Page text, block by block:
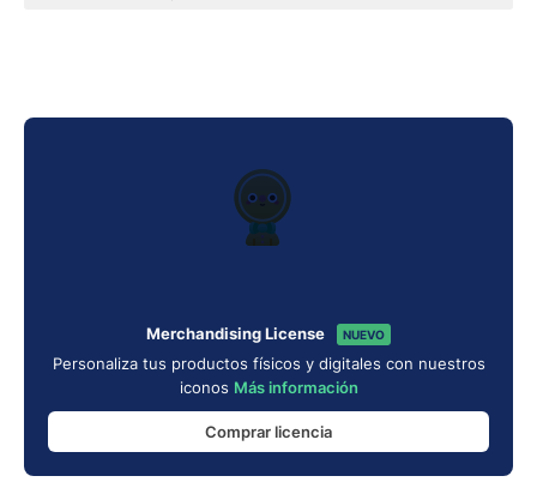
Merchandising License NUEVO
Personaliza tus productos físicos y digitales con nuestros
iconos Más información
Comprar licencia